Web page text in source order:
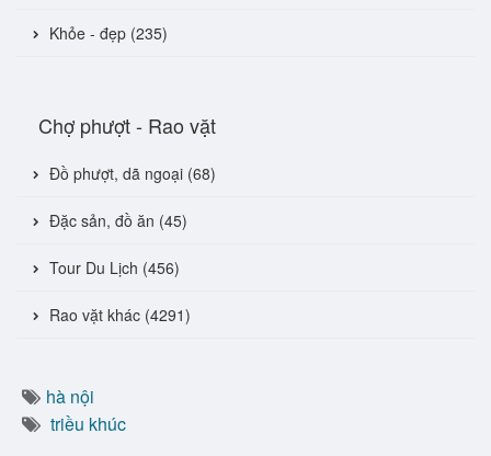
Khỏe - đẹp (235)
Chợ phượt - Rao vặt
Đồ phượt, dã ngoại (68)
Đặc sản, đồ ăn (45)
Tour Du Lịch (456)
Rao vặt khác (4291)
hà nội
triều khúc